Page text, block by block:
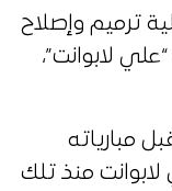
ترميم وإصلاح
لابوانت”،
مبارياته
منذ تلك